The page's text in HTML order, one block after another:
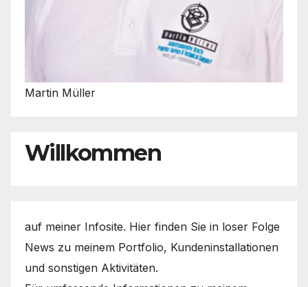
Martin Müller
Willkommen
auf meiner Infosite. Hier finden Sie in loser Folge
News zu meinem Portfolio, Kundeninstallationen
und sonstigen Aktivitäten.